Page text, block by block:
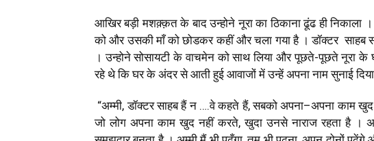
आखिर बड़ी मशक़्क़त के बाद उन्होने नूरा का ठिकाना ढूंढ ही निकाला ।
को और उसकी माँ को छोडकर कहीं और चला गया है । डॉक्टर साहब
। उन्होने सोसायटी के वाचमेन को साथ लिया और पूछते-पूछते नूरा
रहे थे कि घर के अंदर से आती हुई आवाजों में उन्हें अपना नाम सुनाई
“अम्मी,डॉक्टर साहब हैं न ….वे कहते हैं,सबको अपना–अपना काम खुद
जो लोग अपना काम खुद नहीं करते, खुदा उनसे नाराज रहता है ।